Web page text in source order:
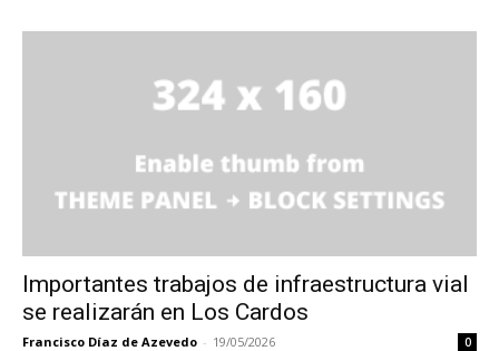
Importantes trabajos de infraestructura vial
se realizarán en Los Cardos
Francisco Díaz de Azevedo - 19/05/2026 0